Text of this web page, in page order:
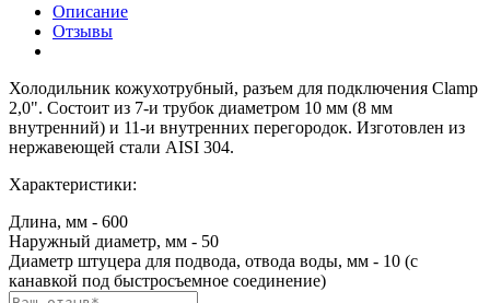
Описание
Отзывы
Холодильник кожухотрубный, разъем для подключения Clamp
2,0". Состоит из 7-и трубок диаметром 10 мм (8 мм
внутренний) и 11-и внутренних перегородок. Изготовлен из
нержавеющей стали AISI 304.
Характеристики:
Длина, мм - 600
Наружный диаметр, мм - 50
Диаметр штуцера для подвода, отвода воды, мм - 10 (с
канавкой под быстросъемное соединение)